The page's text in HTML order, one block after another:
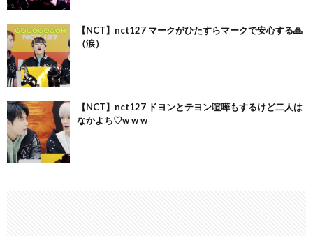
【NCT】nct127 マークがひたすらマークで安心する🙏
（涙）
【NCT】nct127 ドヨンとテヨン喧嘩もするけど二人は
なかよち♡w w w